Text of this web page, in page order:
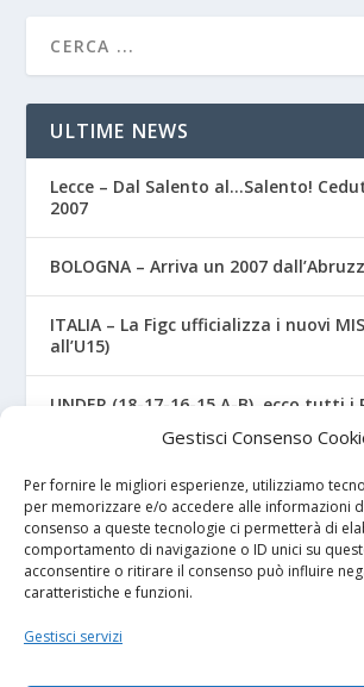
Gestisci Consenso
Per fornire le migliori esperienze, utilizziamo
per memorizzare e/o accedere alle informazioni
consenso a queste tecnologie ci permetterà di
comportamento di navigazione o ID unici su
acconsentire o ritirare il consenso può influire
caratteristiche e funzioni.
Gestisci servizi
ULTIME NEWS
Lecce – Dal Salento al…Salento!
2007
BOLOGNA – Arriva un 2007
ITALIA – La Figc ufficializza i nuovi
all’U15)
UNDER (18-17-16-15 A-B), ecco tutti i
NAPOLI – Tre ex Benevento U17
per gli azzurri
I NOSTRI SPONSOR